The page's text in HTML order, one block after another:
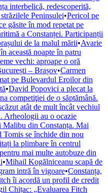
interbelică, redescoperită,
Peninsulei•Pericol pe
găsite în mod repetat pe
a Constanței. Participanții
de la malul mării•Avarie
această noapte în patru
vechi: aproape o oră
– Brașov•Carmen
pe Bulevardul Eroilor din
•David Popovici a plecat la
competiţiei de o săptămână.
atât de mult încât vechiul
Arheologii au o ocazie
din Constanța. Mai
Tomis se închide din nou
la plimbare în centrul
mai multe autobuze din
•Mihail Kogălniceanu scapă de
intră în vigoare•Constanța,
îi acordă un profil de credit
Chițac: „Evaluarea Fitch